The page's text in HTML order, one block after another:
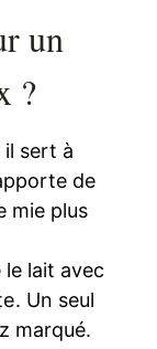
un
?
il sert à
de
mie plus
lait avec
Un seul
marqué.